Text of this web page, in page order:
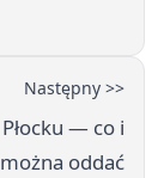
Następny >>
— co i
oddać